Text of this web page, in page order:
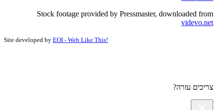
Stock footage provided by Pressmaster, downloaded from
videvo.net
Site developed by EOI - Web Like This!
צריכים עזרה?